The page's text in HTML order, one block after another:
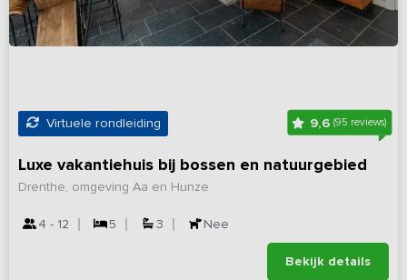
Virtuele rondleiding 9,6 (95 reviews)
Luxe vakantiehuis bij bossen en natuurgebied
Drenthe, omgeving Aa en Hunze
4 - 12 5 3 Nee
Bekijk details